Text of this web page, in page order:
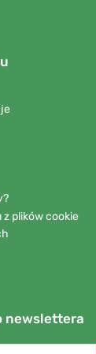
z plików cookie
newslettera